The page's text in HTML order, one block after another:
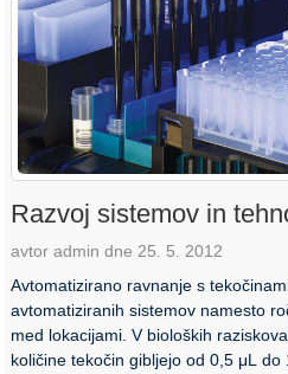
Razvoj sistemov in
avtor admin dne 25. 5. 2012
Avtomatizirano ravnanje s
avtomatiziranih sistemov namesto
med lokacijami. V bioloških
količine tekočin gibljejo od 0,5 μL